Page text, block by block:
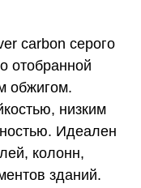
carbon серого
отобранной
обжигом.
низким
Идеален
колонн,
зданий.